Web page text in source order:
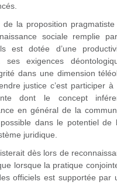
de la proposition
sociale remplie
est dotée d’une
ses exigences
dans une dimension
justice c’est participer à
dont le concept
en général de la
dans le potentiel de
juridique.
dès lors de
lorsque la pratique
officiels est supportée par